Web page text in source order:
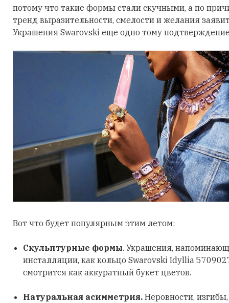
потому что такие формы стали скучными, а по
тренд выразительности, смелости и желания
Украшения Swarovski еще одно тому
Вот что будет популярным этим летом:
Скульптурные формы. Украшения,
инсталляции, как кольцо Swarovski Idyllia
смотрится как аккуратный букет цветов.
Натуральная асимметрия. Неровности,